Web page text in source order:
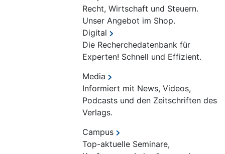
Recht, Wirtschaft und Steuern.
Unser Angebot im Shop.
Digital
Die Recherchedatenbank für
Experten! Schnell und Effizient.
Media
Informiert mit News, Videos,
Podcasts und den Zeitschriften des
Verlags.
Campus
Top-aktuelle Seminare,